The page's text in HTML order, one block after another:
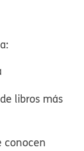
libros más
conocen